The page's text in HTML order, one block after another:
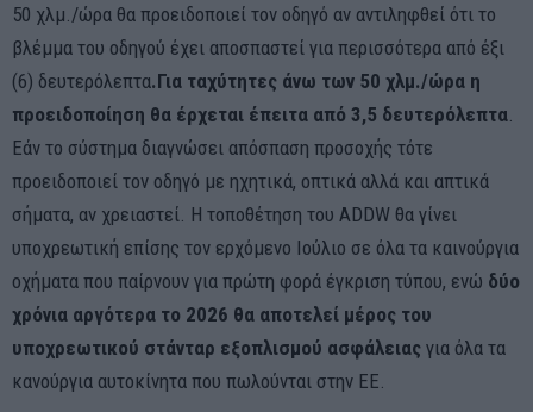
50 χλμ./ώρα θα προειδοποιεί τον οδηγό αν αντιληφθεί ότι το
βλέμμα του οδηγού έχει αποσπαστεί για περισσότερα από έξι
(6) δευτερόλεπτα.Για ταχύτητες άνω των 50 χλμ./ώρα η
προειδοποίηση θα έρχεται έπειτα από 3,5 δευτερόλεπτα
Εάν το σύστημα διαγνώσει απόσπαση προσοχής τότε
προειδοποιεί τον οδηγό με ηχητικά, οπτικά αλλά και απτικά
σήματα, αν χρειαστεί. Η τοποθέτηση του ADDW θα γίνει
υποχρεωτική επίσης τον ερχόμενο Ιούλιο σε όλα τα καινούργια
οχήματα που παίρνουν για πρώτη φορά έγκριση τύπου, ενώ δύο
χρόνια αργότερα το 2026 θα αποτελεί μέρος του
υποχρεωτικού στάνταρ εξοπλισμού ασφάλειας για όλα τα
κανούργια αυτοκίνητα που πωλούνται στην ΕΕ.